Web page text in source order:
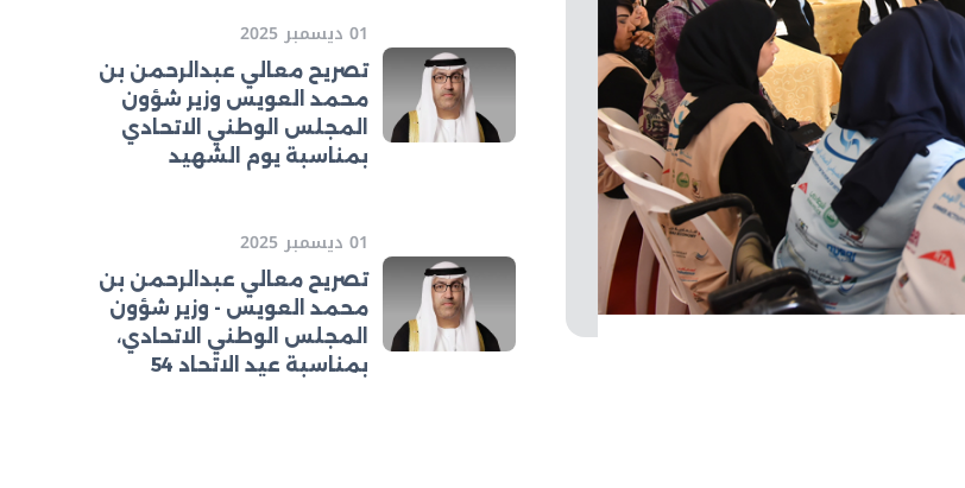
01 ديسمبر 2025
تصريح معالي عبدالرحمن بن
محمد العويس وزير شؤون
المجلس الوطني الاتحادي
بمناسبة يوم الشهيد
01 ديسمبر 2025
تصريح معالي عبدالرحمن بن
محمد العويس - وزير شؤون
المجلس الوطني الاتحادي،
بمناسبة عيد الاتحاد 54